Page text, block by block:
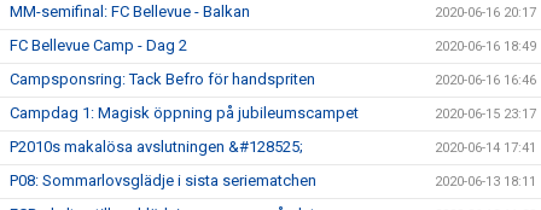
MM-semifinal: FC Bellevue - Balkan 2020-06-16 20:17
FC Bellevue Camp - Dag 2 2020-06-16 18:49
Campsponsring: Tack Befro för handspriten 2020-06-16 16:46
Campdag 1: Magisk öppning på jubileumscampet 2020-06-15 23:17
P2010s makalösa avslutningen &#128525; 2020-06-14 17:41
P08: Sommarlovsglädje i sista seriematchen 2020-06-13 18:11